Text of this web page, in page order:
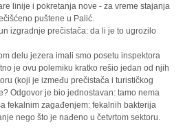
linije i pokretanja nove - za vreme stajanja
puštene u Palić.
izgradnje prečistača: da li je to ugrozilo
delu jezera imali smo posetu inspektora
je ovu polemiku kratko rešio jedan od njih
(koji je između prečistača i turističkog
Odgovor je bio jednostavan: tamo nema
fekalnim zagađenjem: fekalnih bakterija
nego što je nađeno u četvrtom sektoru.